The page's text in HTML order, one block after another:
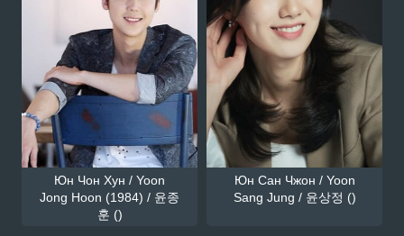
Юн Чон Хун / Yoon
Jong Hoon (1984) / 윤종
훈 ()
Юн Сан Чжон / Yoon
Sang Jung / 윤상정 ()